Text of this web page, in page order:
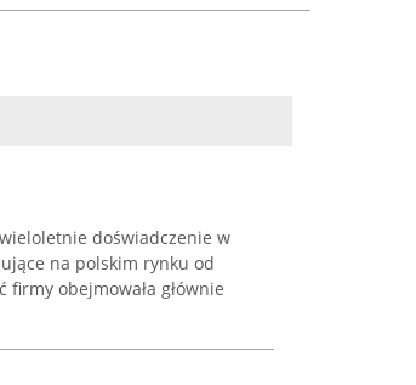
doświadczenie w
na polskim rynku od
firmy obejmowała głównie